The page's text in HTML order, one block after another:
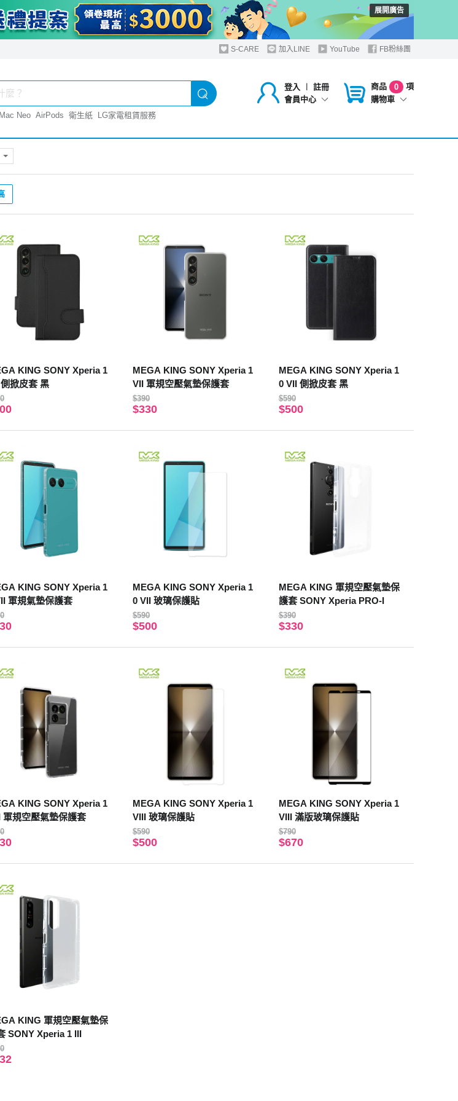
展開廣告
S-CARE 加入LINE YouTube FB粉絲團
登入 ︱
註冊
會員中心
商品 0
項
購物車
Mac Neo AirPods 衛生紙 LG家電租賃服務
KING SONY Xperia 1
掀皮套 黑
MEGA KING SONY Xperia 1
VII 軍規空壓氣墊保護套
$390
$330
MEGA KING SONY Xperia 1
0 VII 側掀皮套 黑
$590
$500
KING SONY Xperia 1
軍規氣墊保護套
MEGA KING SONY Xperia 1
0 VII 玻璃保護貼
$590
$500
MEGA KING 軍規空壓氣墊保
護套 SONY Xperia PRO-I
$390
$330
KING SONY Xperia 1
軍規空壓氣墊保護套
MEGA KING SONY Xperia 1
VIII 玻璃保護貼
$590
$500
MEGA KING SONY Xperia 1
VIII 滿版玻璃保護貼
$790
$670
KING 軍規空壓氣墊保
SONY Xperia 1 III